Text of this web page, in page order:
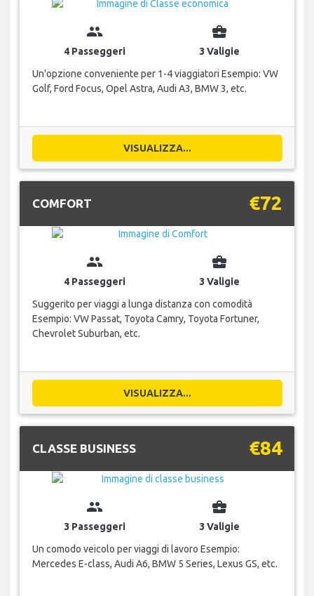
group
4 Passeggeri
business_center
3 Valigie
Un'opzione conveniente per 1-4 viaggiatori Esempio: VW
Golf, Ford Focus, Opel Astra, Audi A3, BMW 3, etc.
VISUALIZZA...
COMFORT €72
group
4 Passeggeri
business_center
3 Valigie
Suggerito per viaggi a lunga distanza con comodità
Esempio: VW Passat, Toyota Camry, Toyota Fortuner,
Chevrolet Suburban, etc.
VISUALIZZA...
CLASSE BUSINESS €84
group
3 Passeggeri
business_center
3 Valigie
Un comodo veicolo per viaggi di lavoro Esempio:
Mercedes E-class, Audi A6, BMW 5 Series, Lexus GS, etc.